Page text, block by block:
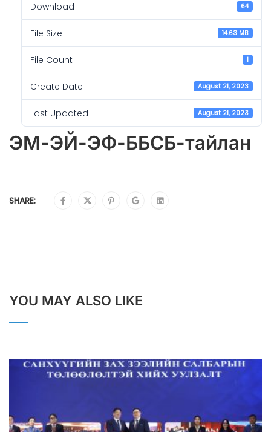
Download 64
File Size 14.63 MB
File Count 1
Create Date August 21, 2023
Last Updated August 21, 2023
ЭМ-ЭЙ-ЭФ-ББСБ-тайлан
SHARE:
YOU MAY ALSO LIKE